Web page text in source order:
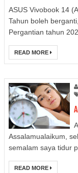
ASUS Vivobook 14
Tahun boleh
Pergantian tahun
READ MORE
Assalamualaikum,
semalam saya tidur
READ MORE